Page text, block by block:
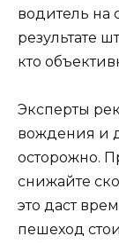
водитель на
результате
кто
Эксперты
вождения и
осторожно.
снижайте
это даст
пешеход